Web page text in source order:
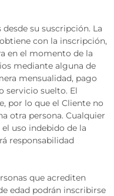
su suscripción. La
con la inscripción,
en el momento de la
mediante alguna de
mensualidad, pago
servicio suelto. El
por lo que el Cliente no
otra persona. Cualquier
uso indebido de la
responsabilidad
que acrediten
edad podrán inscribirse